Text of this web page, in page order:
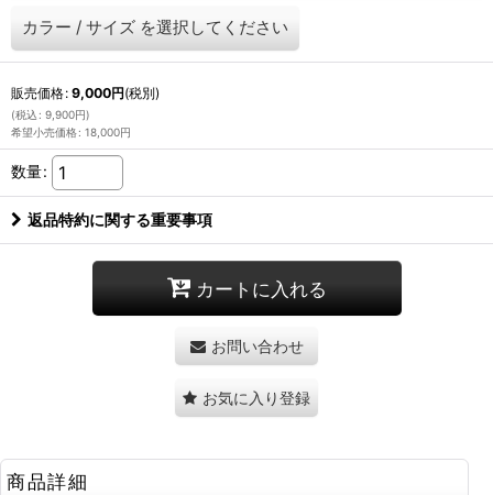
カラー / サイズ を選択してください
販売価格: 9,000円(税別)
(税込 : 9,900円)
希望小売価格: 18,000円
数量:
返品特約に関する重要事項
カートに入れる
お問い合わせ
お気に入り登録
商品詳細